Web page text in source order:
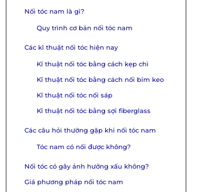
Nối tóc nam là gì?
Quy trình cơ bản nối tóc nam
Các kĩ thuật nối tóc hiện nay
Kĩ thuật nối tóc bằng cách kẹp chì
Kĩ thuật nối tóc bằng cách nối bím keo
Kĩ thuật nối tóc nối sáp
Kĩ thuật nối tóc bằng sợi fiberglass
Các câu hỏi thường gặp khi nối tóc nam
Tóc nam có nối được không?
Nối tóc có gây ảnh hưởng xấu không?
Giá phương pháp nối tóc nam